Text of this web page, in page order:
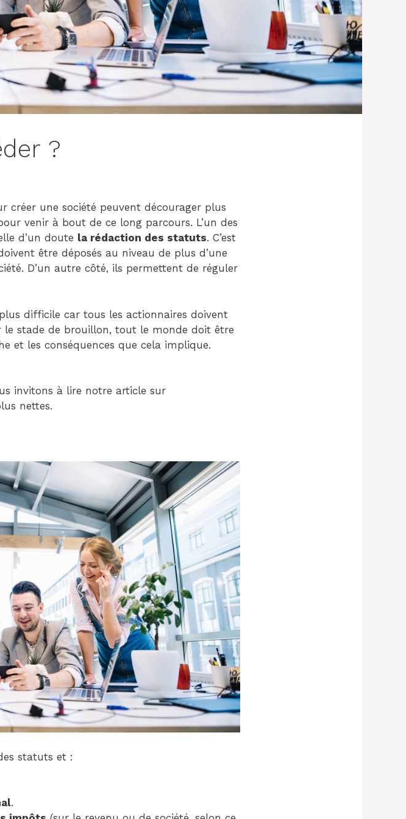
GeneratePress
(generatepress)
?
créer une société peuvent décourager plus
venir à bout de ce long parcours. L’un des
d’un doute la rédaction des statuts. C’est
être déposés au niveau de plus d’une
D’un autre côté, ils permettent de réguler
difficile car tous les actionnaires doivent
le stade de brouillon, tout le monde doit être
et les conséquences que cela implique.
invitons à lire notre article sur
nettes.
statuts et :
.